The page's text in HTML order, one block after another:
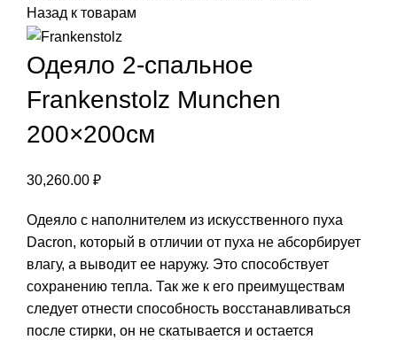
Назад к товарам
Одеяло 2-спальное
Frankenstolz Munchen
200×200см
30,260.00 ₽
Одеяло с наполнителем из искусственного пуха
Dacron, который в отличии от пуха не абсорбирует
влагу, а выводит ее наружу. Это способствует
сохранению тепла. Так же к его преимуществам
следует отнести способность восстанавливаться
после стирки, он не скатывается и остается